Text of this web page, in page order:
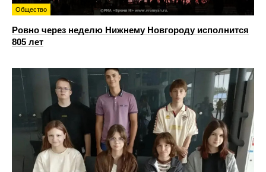
Общество
Ровно через неделю Нижнему Новгороду исполнится
805 лет